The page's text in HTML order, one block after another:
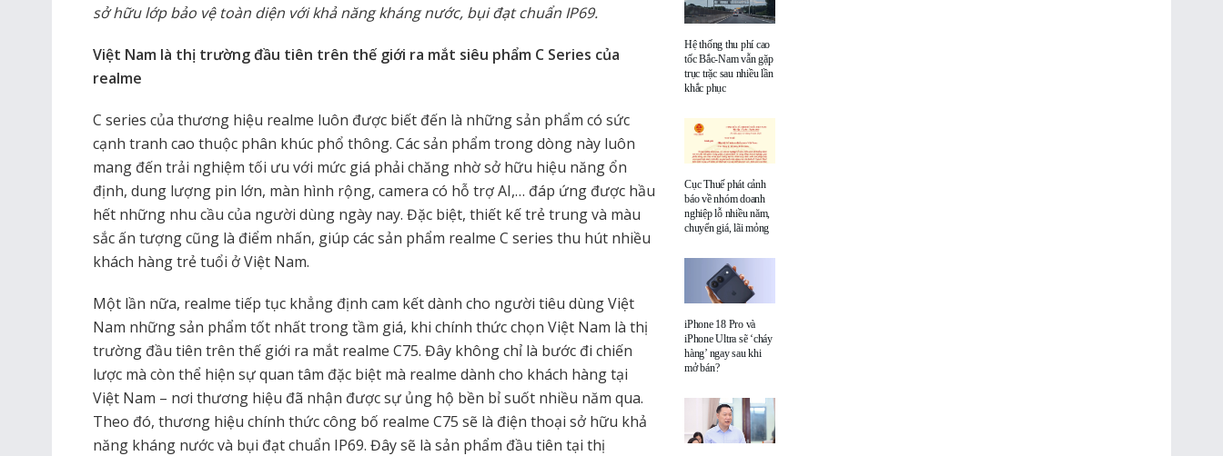
sở hữu lớp bảo vệ toàn diện với khả năng kháng nước, bụi đạt chuẩn IP69.
Việt Nam là thị trường đầu tiên trên thế giới ra mắt siêu phẩm C Series của
realme
C series của thương hiệu realme luôn được biết đến là những sản phẩm có sức
cạnh tranh cao thuộc phân khúc phổ thông. Các sản phẩm trong dòng này luôn
mang đến trải nghiệm tối ưu với mức giá phải chăng nhờ sở hữu hiệu năng ổn
định, dung lượng pin lớn, màn hình rộng, camera có hỗ trợ AI,… đáp ứng được hầu
hết những nhu cầu của người dùng ngày nay. Đặc biệt, thiết kế trẻ trung và màu
sắc ấn tượng cũng là điểm nhấn, giúp các sản phẩm realme C series thu hút nhiều
khách hàng trẻ tuổi ở Việt Nam.
Một lần nữa, realme tiếp tục khẳng định cam kết dành cho người tiêu dùng Việt
Nam những sản phẩm tốt nhất trong tầm giá, khi chính thức chọn Việt Nam là thị
trường đầu tiên trên thế giới ra mắt realme C75. Đây không chỉ là bước đi chiến
lược mà còn thể hiện sự quan tâm đặc biệt mà realme dành cho khách hàng tại
Việt Nam – nơi thương hiệu đã nhận được sự ủng hộ bền bỉ suốt nhiều năm qua.
Theo đó, thương hiệu chính thức công bố realme C75 sẽ là điện thoại sở hữu khả
năng kháng nước và bụi đạt chuẩn IP69. Đây sẽ là sản phẩm đầu tiên tại thị
Hệ thống thu phí cao
tốc Bắc-Nam vẫn gặp
trục trặc sau nhiều lần
khắc phục
Cục Thuế phát cảnh
báo về nhóm doanh
nghiệp lỗ nhiều năm,
chuyển giá, lãi mỏng
iPhone 18 Pro và
iPhone Ultra sẽ ‘cháy
hàng’ ngay sau khi
mở bán?